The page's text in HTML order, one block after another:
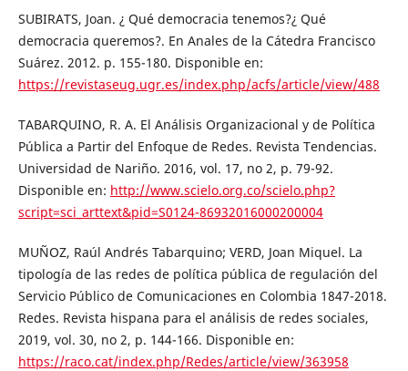
SUBIRATS, Joan. ¿ Qué democracia tenemos?¿ Qué
democracia queremos?. En Anales de la Cátedra Francisco
Suárez. 2012. p. 155-180. Disponible en:
https://revistaseug.ugr.es/index.php/acfs/article/view/488
TABARQUINO, R. A. El Análisis Organizacional y de Política
Pública a Partir del Enfoque de Redes. Revista Tendencias.
Universidad de Nariño. 2016, vol. 17, no 2, p. 79-92.
Disponible en: http://www.scielo.org.co/scielo.php?
script=sci_arttext&pid=S0124-86932016000200004
MUÑOZ, Raúl Andrés Tabarquino; VERD, Joan Miquel. La
tipología de las redes de política pública de regulación del
Servicio Público de Comunicaciones en Colombia 1847-2018.
Redes. Revista hispana para el análisis de redes sociales,
2019, vol. 30, no 2, p. 144-166. Disponible en:
https://raco.cat/index.php/Redes/article/view/363958